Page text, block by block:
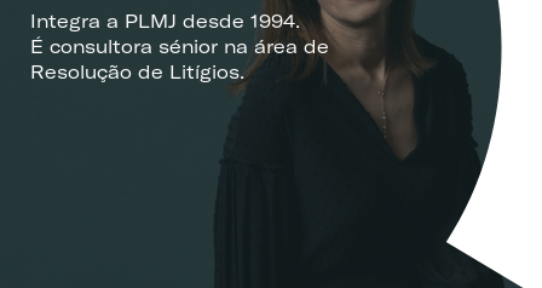
Integra a PLMJ desde 1994.
É consultora sénior na área de
Resolução de Litígios.